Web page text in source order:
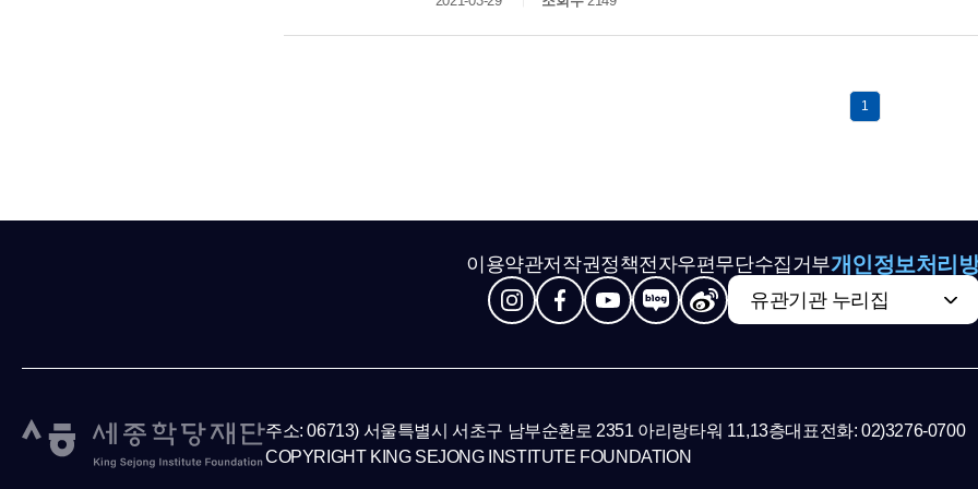
1
이용약관저작권정책전자우편무단수집거부개인정보처리
유관기관 누리집
주소: 06713) 서울특별시 서초구 남부순환로 2351 아리랑타워 11,13층대표전화: 02)3276-0700
COPYRIGHT KING SEJONG INSTITUTE FOUNDATION